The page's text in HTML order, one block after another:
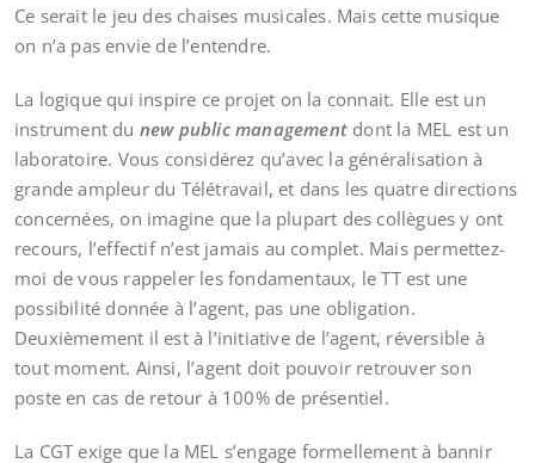
Ce serait le jeu des chaises musicales. Mais cette musique
on n’a pas envie de l’entendre.
La logique qui inspire ce projet on la connait. Elle est un
instrument du new public management dont la MEL est un
laboratoire. Vous considérez qu’avec la généralisation à
grande ampleur du Télétravail, et dans les quatre directions
concernées, on imagine que la plupart des collègues y ont
recours, l’effectif n’est jamais au complet. Mais permettez-
moi de vous rappeler les fondamentaux, le TT est une
possibilité donnée à l’agent, pas une obligation.
Deuxièmement il est à l’initiative de l’agent, réversible à
tout moment. Ainsi, l’agent doit pouvoir retrouver son
poste en cas de retour à 100% de présentiel.
La CGT exige que la MEL s’engage formellement à bannir